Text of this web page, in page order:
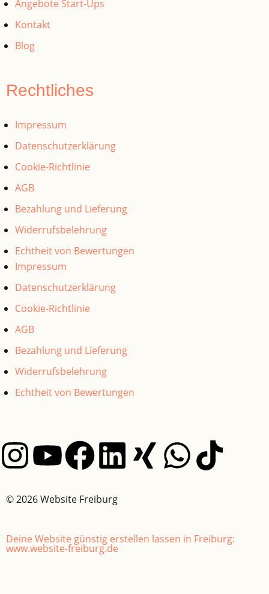
Angebote Start-Ups
Kontakt
Blog
Rechtliches
Impressum
Datenschutzerklärung
Cookie-Richtlinie
AGB
Bezahlung und Lieferung
Widerrufsbelehrung
Echtheit von Bewertungen
Impressum
Datenschutzerklärung
Cookie-Richtlinie
AGB
Bezahlung und Lieferung
Widerrufsbelehrung
Echtheit von Bewertungen
© 2026 Website Freiburg
Deine Website günstig erstellen lassen in Freiburg:
www.website-freiburg.de